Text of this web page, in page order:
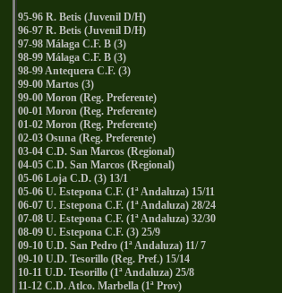
95-96 R. Betis (Juvenil D/H)
96-97 R. Betis (Juvenil D/H)
97-98 Málaga C.F. B (3)
98-99 Málaga C.F. B (3)
98-99 Antequera C.F. (3)
99-00 Martos (3)
99-00 Moron (Reg. Preferente)
00-01 Moron (Reg. Preferente)
01-02 Moron (Reg. Preferente)
02-03 Osuna (Reg. Preferente)
03-04 C.D. San Marcos (Regional)
04-05 C.D. San Marcos (Regional)
05-06 Loja C.D. (3) 13/1
05-06 U. Estepona C.F. (1ª Andaluza) 15/11
06-07 U. Estepona C.F. (1ª Andaluza) 28/24
07-08 U. Estepona C.F. (1ª Andaluza) 32/30
08-09 U. Estepona C.F. (3) 25/9
09-10 U.D. San Pedro (1ª Andaluza) 11/ 7
09-10 U.D. Tesorillo (Reg. Pref.) 15/14
10-11 U.D. Tesorillo (1ª Andaluza) 25/8
11-12 C.D. Atlco. Marbella (1ª Prov)